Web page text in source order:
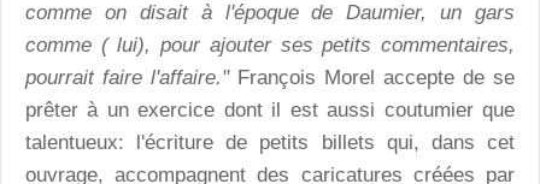
comme on disait à l'époque de Daumier, un gars
comme ( lui), pour ajouter ses petits commentaires,
pourrait faire l'affaire."François Morel accepte de se
prêter à un exercice dont il est aussi coutumier que
talentueux: l'écriture de petits billets qui, dans cet
ouvrage, accompagnent des caricatures créées par